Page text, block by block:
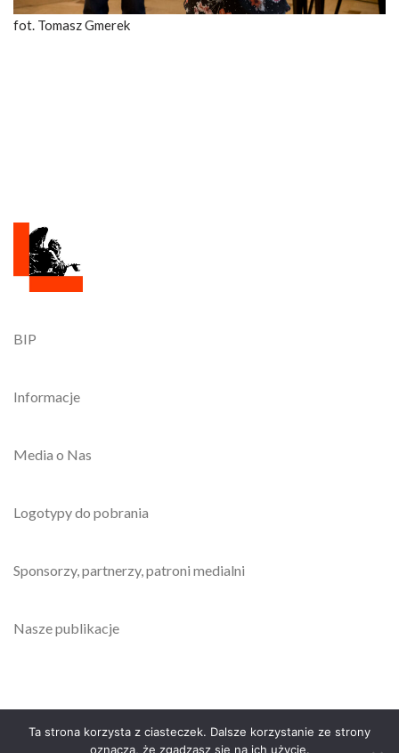
fot. Tomasz Gmerek
BIP
Informacje
Media o Nas
Logotypy do pobrania
Sponsorzy, partnerzy, patroni medialni
Nasze publikacje
Ta strona korzysta z ciasteczek. Dalsze korzystanie ze strony
oznacza, że zgadzasz się na ich użycie.